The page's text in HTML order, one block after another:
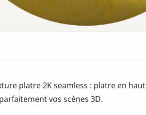
platre 2K seamless : platre en
vos scènes 3D.